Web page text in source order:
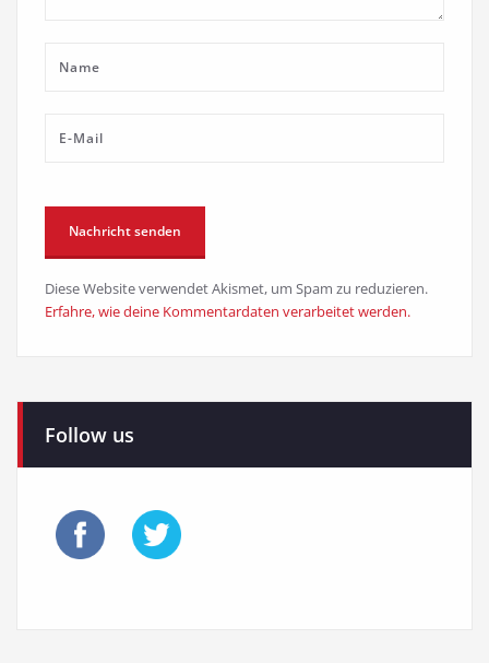
Diese Website verwendet Akismet, um Spam zu reduzieren.
Erfahre, wie deine Kommentardaten verarbeitet werden.
Follow us